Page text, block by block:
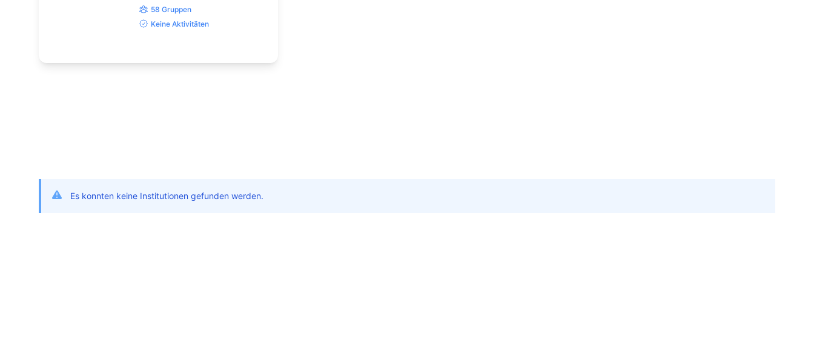
58 Gruppen
Keine Aktivitäten
Es konnten keine Institutionen gefunden werden.